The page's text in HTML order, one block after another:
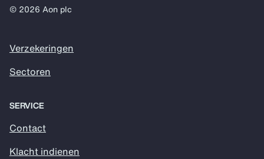
© 2026 Aon plc
Verzekeringen
Sectoren
SERVICE
Contact
Klacht indienen